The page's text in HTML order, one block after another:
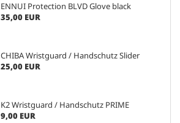
ENNUI Protection BLVD Glove black
35,00 EUR
CHIBA Wristguard / Handschutz Slider
25,00 EUR
K2 Wristguard / Handschutz PRIME
9,00 EUR